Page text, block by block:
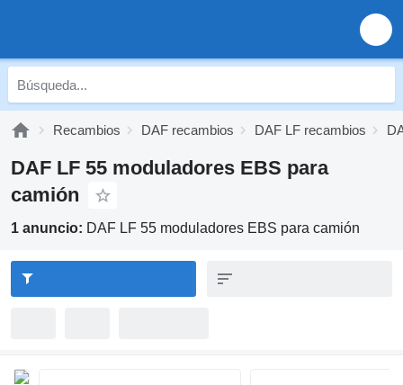
Recambios DAF recambios DAF LF recambios
DAF LF 55 moduladores EBS para
camión
1 anuncio: DAF LF 55 moduladores EBS para camión